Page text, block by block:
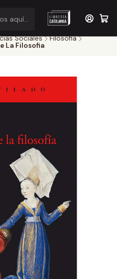
en RM por compras sobre
Sociales
Filosofia
La Filosofia